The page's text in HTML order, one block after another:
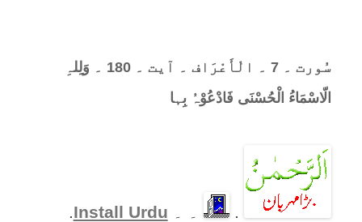
سُورت ۔ 7 ۔ الْأَعْرَاف ۔ آیت ۔ 180 ۔ وَلِلہِ
الّاسْمَاءُ الْحُسْنَی فَادْعُوْہُ بِہا
. ۔ ۔ Install Urdu
.